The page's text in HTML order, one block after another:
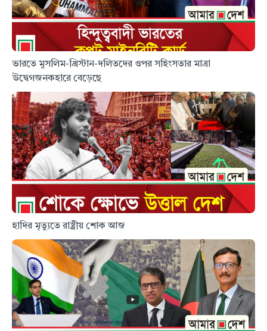
ভারতে মুসলিম-খ্রিস্টান-দলিতদের ওপর সহিংসতার মাত্রা
উদ্বেগজনকহারে বেড়েছে
হাদির মৃত্যুতে রাষ্ট্রীয় শোক আজ